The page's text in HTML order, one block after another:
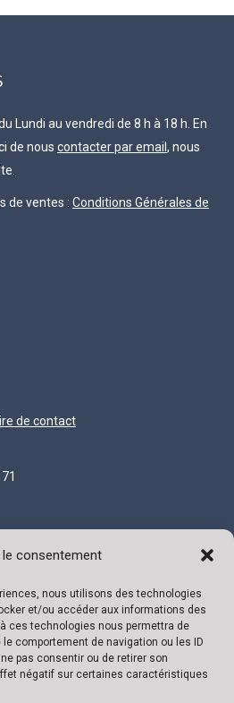
le consentement
nous utilisons des technologies
et/ou accéder aux informations des
ces technologies nous permettra de
comportement de navigation ou les ID
pas consentir ou de retirer son
négatif sur certaines caractéristiques
Lundi au vendredi de 8 h à 18 h. En
de nous contacter par email , nous
de ventes : Conditions Générales de
de contact
de 111 300 €